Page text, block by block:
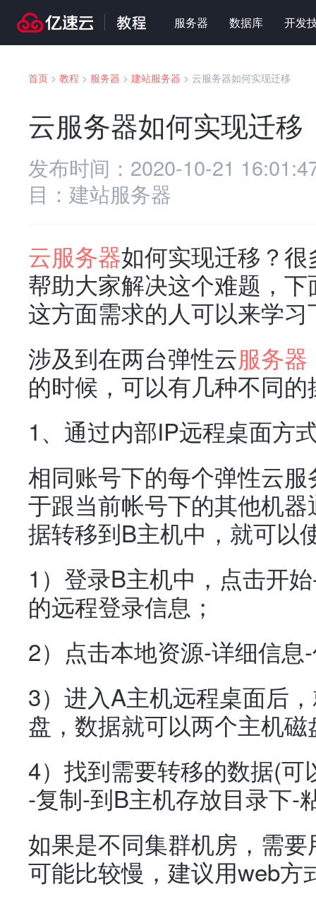
服务器 数据库 开发
首页 > 教程 > 服务器 > 建站服务器 > 云服务器如何实现迁移
云服务器如何实现迁移
发布时间： 2020-10-21
目： 建站服务器
云服务器如何实现迁移？
帮助大家解决这个难题，
这方面需求的人可以来学
涉及到在两台弹性云服务器
的时候，可以有几种不同
1、通过内部IP远程桌面方
相同账号下的每个弹性云服
于跟当前帐号下的其他机
据转移到B主机中，就可以
1）登录B主机中，点击开
的远程登录信息；
2）点击本地资源-详细信
3）进入A主机远程桌面后
盘，数据就可以两个主机
4）找到需要转移的数据(
-复制-到B主机存放目录下-
如果是不同集群机房，需
可能比较慢，建议用web方